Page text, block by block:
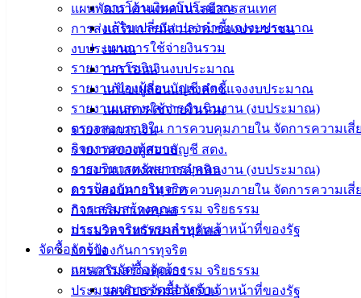
การโอนเงินงบประมาณ
แก้ไขเปลี่ยนแปลงคำชี้แจงงบประมาณ
แผนการใช้จ่ายงินรวม
รายงานการเงิน
รายงานของผู้สอบบัญชี สตง.
รายงานแสดงผลการดำเนินงาน (งบประมาณ)
ตรวจสอบภายใน การควบคุมภายใน จัดการความเสี่
กิจการสภาเทศบาล
การบริหารทรัพยากรบุคคล
การป้องกันการทุจริต
การเสริมสร้างคุณธรรม จริยธรรม
ประมวลจริยธรรมสำหรับเจ้าหน้าที่ของรัฐ
จัดซื้อจัดจ้าง
แผนการจัดซื้อจัดจ้าง
แผนการจัดซื้อจัดจ้าง
แผนพัฒนาด้านเทคโนโลยีสารสนเทศ
การส่งเสริมการมีส่วนร่วมของประชาชน
งบประมาณ
การโอนเงินงบประมาณ
แก้ไขเปลี่ยนแปลงคำชี้แจงงบประมาณ
แผนการใช้จ่ายงินรวม
รายงานการเงิน
รายงานของผู้สอบบัญชี สตง.
รายงานแสดงผลการดำเนินงาน (งบประมาณ)
ตรวจสอบภายใน การควบคุมภายใน จัดการความเสี่
กิจการสภาเทศบาล
การบริหารทรัพยากรบุคคล
การป้องกันการทุจริต
การเสริมสร้างคุณธรรม จริยธรรม
ประมวลจริยธรรมสำหรับเจ้าหน้าที่ของรัฐ